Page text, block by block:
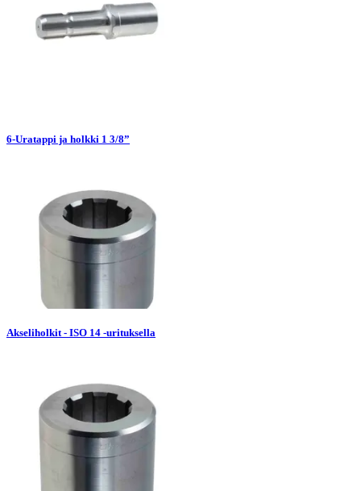
6-Uratappi ja holkki 1 3/8”
Akseliholkit - ISO 14 -urituksella